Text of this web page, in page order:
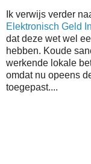
Ik verwijs verder
Elektronisch Geld
dat deze wet wel
hebben. Koude
werkende lokale
omdat nu opeens
toegepast....